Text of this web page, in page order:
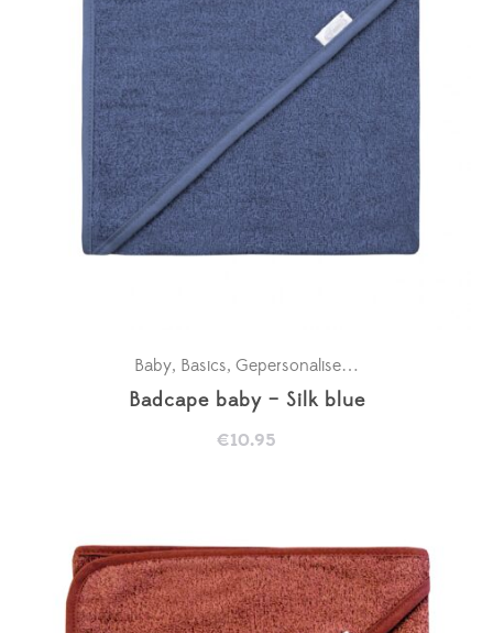
Baby, Basics, Gepersonaliseerde badcapes
Badcape baby – Silk blue
€10.95